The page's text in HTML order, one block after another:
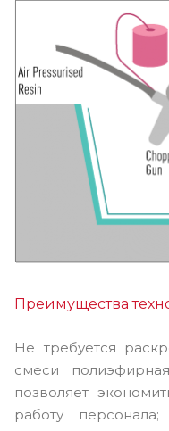
Преимущества
Не требуется
смеси
позволяет
работу